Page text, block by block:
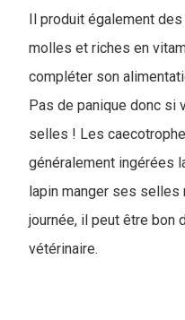
Il produit également des
molles et riches en
compléter son
Pas de panique donc si
selles ! Les
généralement ingérées
lapin manger ses selles
journée, il peut être bon
vétérinaire.